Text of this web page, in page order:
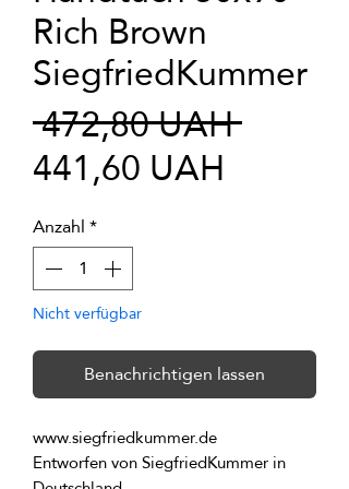
Rich Brown
SiegfriedKummer
472,80 UAH
441,60 UAH
Anzahl*
Nicht verfügbar
Benachrichtigen lassen
Entworfen von SiegfriedKummer in